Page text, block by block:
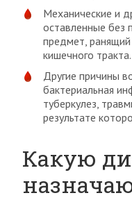
Механические и
оставленные без
предмет,
кишечного тракта.
Другие причины
бактериальная
туберкулез,
результате
Какую